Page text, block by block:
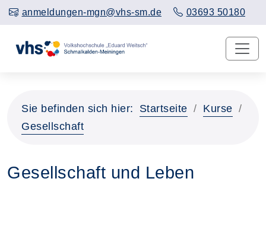
anmeldungen-mgn@vhs-sm.de 03693 50180
Sie befinden sich hier: Startseite
Kurse
Gesellschaft
Gesellschaft und Leben